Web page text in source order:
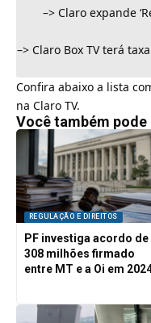
–> Claro expande
–> Claro Box TV terá
Confira abaixo a lista
na Claro TV.
Você também
REGULAÇÃO E DIREITOS
PF investiga acordo de
308 milhões firmado
entre MT e a Oi em